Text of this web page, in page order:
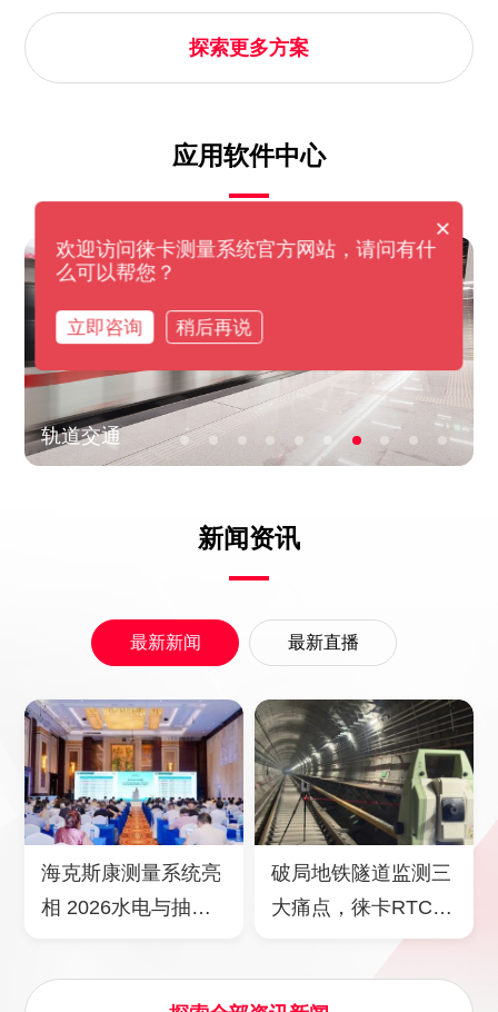
探索更多方案
应用软件中心
轨道交通
新闻资讯
最新新闻 最新直播
海克斯康测量系统亮
相 2026水电与抽蓄
破局地铁隧道监测三
大痛点，徕卡RTC半
移动扫描方案全新升
级
×
欢迎访问徕卡测量系统官方网站，请问有什
么可以帮您？
立即咨询 稍后再说